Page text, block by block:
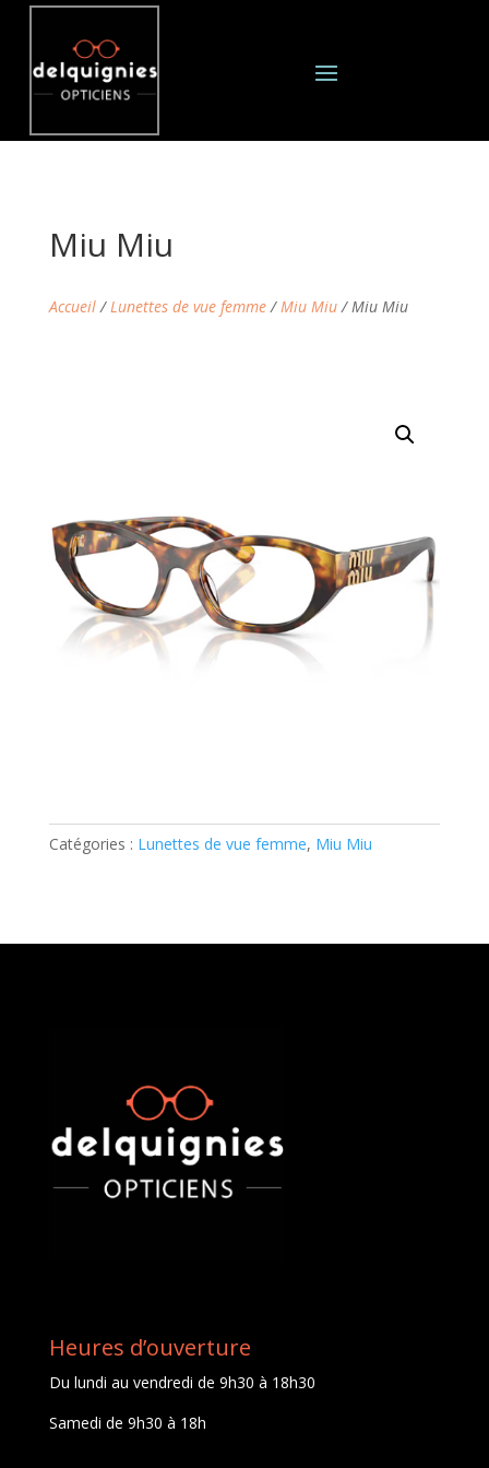
Miu Miu
Accueil/Lunettes de vue femme/Miu Miu/ Miu Miu
Catégories : Lunettes de vue femme, Miu Miu
Heures d’ouverture
Du lundi au vendredi de 9h30 à 18h30
Samedi de 9h30 à 18h